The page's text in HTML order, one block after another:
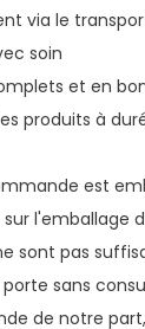
via le
soin
et en
produits à
est
l'emballage
sont pas
sans
de notre